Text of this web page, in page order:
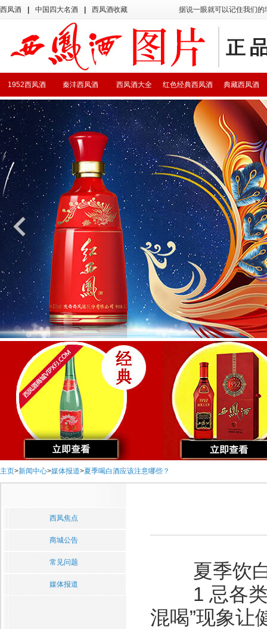
西凤酒 中国四大名酒 西凤酒收藏 据说一眼就可以记住我们
典藏西凤酒
红色经典西凤酒
西凤酒大全
秦沣西凤酒
1952西凤酒
主页>新闻中心>媒体报道>夏季喝白酒应该注意哪些？
西凤焦点
商城公告
常见问题
媒体报道
夏季饮白
1 忌各类
混喝”现象让